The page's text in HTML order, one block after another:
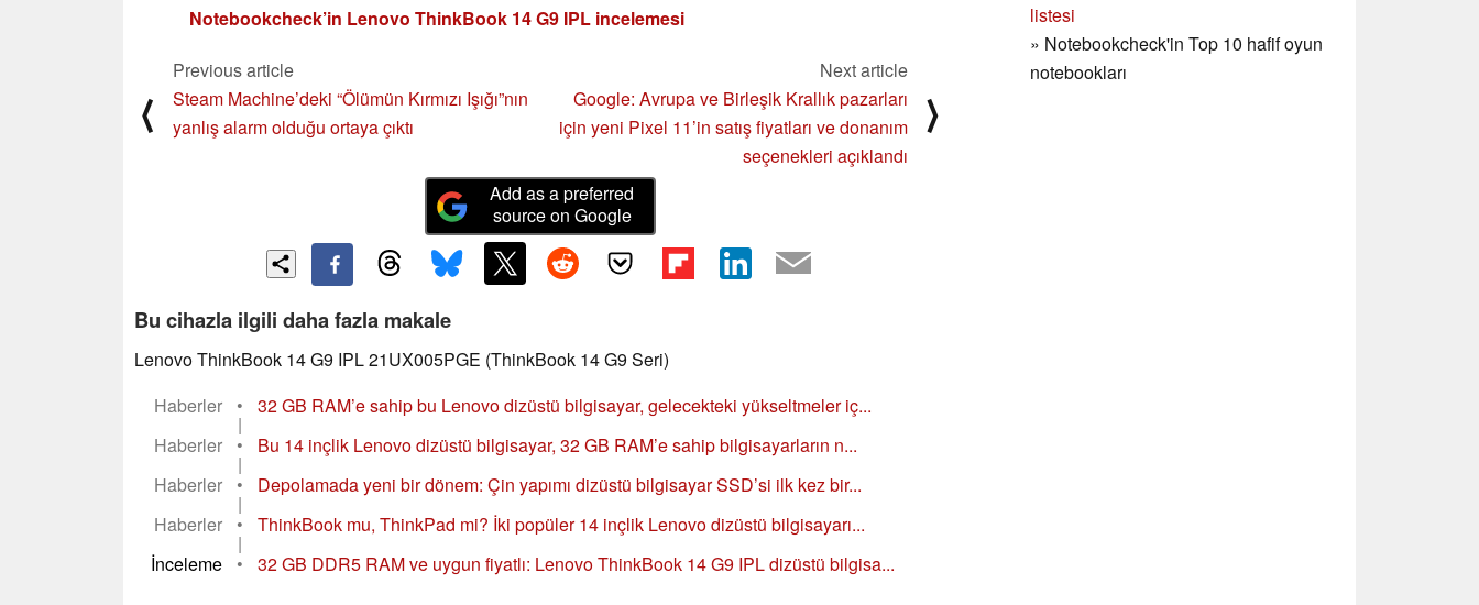
listesi
» Notebookcheck'in Top 10 hafif oyun
notebookları
Notebookcheck’in Lenovo ThinkBook 14 G9 IPL incelemesi
⟨
Previous article
Steam Machine’deki “Ölümün Kırmızı Işığı”nın
yanlış alarm olduğu ortaya çıktı
Next article
Google: Avrupa ve Birleşik Krallık pazarları
için yeni Pixel 11’in satış fiyatları ve donanım
seçenekleri açıklandı
⟩
Add as a preferred
source on Google
Bu cihazla ilgili daha fazla makale
Lenovo ThinkBook 14 G9 IPL 21UX005PGE (ThinkBook 14 G9 Seri)
Haberler
• 32 GB RAM’e sahip bu Lenovo dizüstü bilgisayar, gelecekteki yükseltmeler iç...
|
Haberler
• Bu 14 inçlik Lenovo dizüstü bilgisayar, 32 GB RAM’e sahip bilgisayarların n...
|
Haberler
• Depolamada yeni bir dönem: Çin yapımı dizüstü bilgisayar SSD’si ilk kez bir...
|
Haberler
• ThinkBook mu, ThinkPad mi? İki popüler 14 inçlik Lenovo dizüstü bilgisayarı...
|
İnceleme
• 32 GB DDR5 RAM ve uygun fiyatlı: Lenovo ThinkBook 14 G9 IPL dizüstü bilgisa...